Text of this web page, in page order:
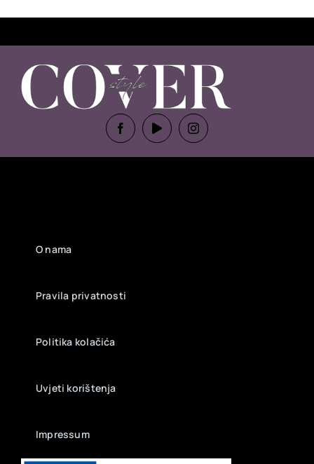
O nama
Pravila privatnosti
Politika kolačića
Uvjeti korištenja
Impressum